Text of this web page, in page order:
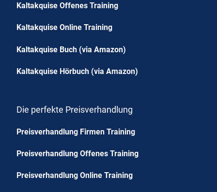
Kaltakquise Offenes Training
Kaltakquise Online Training
Kaltakquise Buch (via Amazon)
Kaltakquise Hörbuch (via Amazon)
Die perfekte Preisverhandlung
Preisverhandlung Firmen Training
Preisverhandlung Offenes Training
Preisverhandlung Online Training